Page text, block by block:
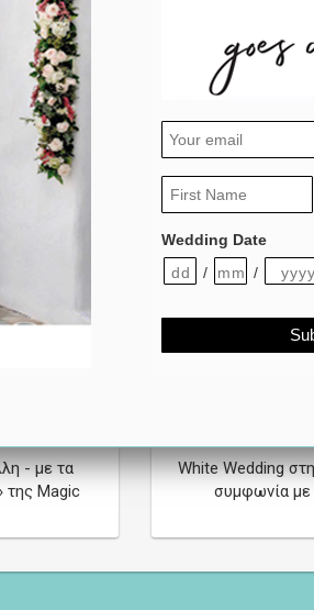
γραμμές,
O destination
- με τα
της Magic
White Wedding
συμφωνία με
Wedding Date
/
/